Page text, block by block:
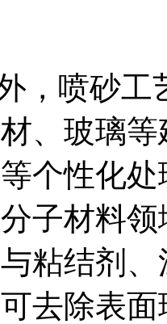
，喷砂
、玻璃
个性化
子材料
粘结剂
去除表